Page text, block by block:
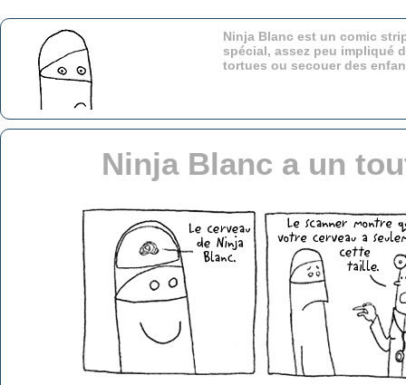
Ninja Blanc est un comic
spécial, assez peu impliqué
tortues ou secouer des
Ninja Blanc a un